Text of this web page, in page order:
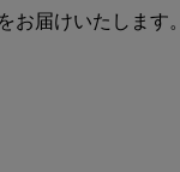
お届けいたします。